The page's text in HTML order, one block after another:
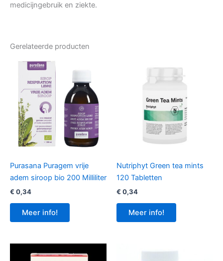
medicijngebruik en ziekte.
Gerelateerde producten
Purasana Puragem vrije
adem siroop bio 200 Milliliter
€ 0,34
Meer info!
Nutriphyt Green tea mints
120 Tabletten
€ 0,34
Meer info!